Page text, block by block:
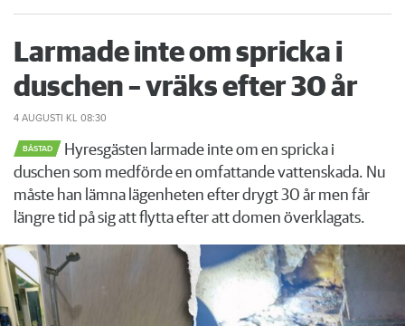
Larmade inte om spricka i
duschen – vräks efter 30 år
4 AUGUSTI KL 08:30
BÅSTAD
Hyresgästen larmade inte om en spricka i
duschen som medförde en omfattande vattenskada. Nu
måste han lämna lägenheten efter drygt 30 år men får
längre tid på sig att flytta efter att domen överklagats.